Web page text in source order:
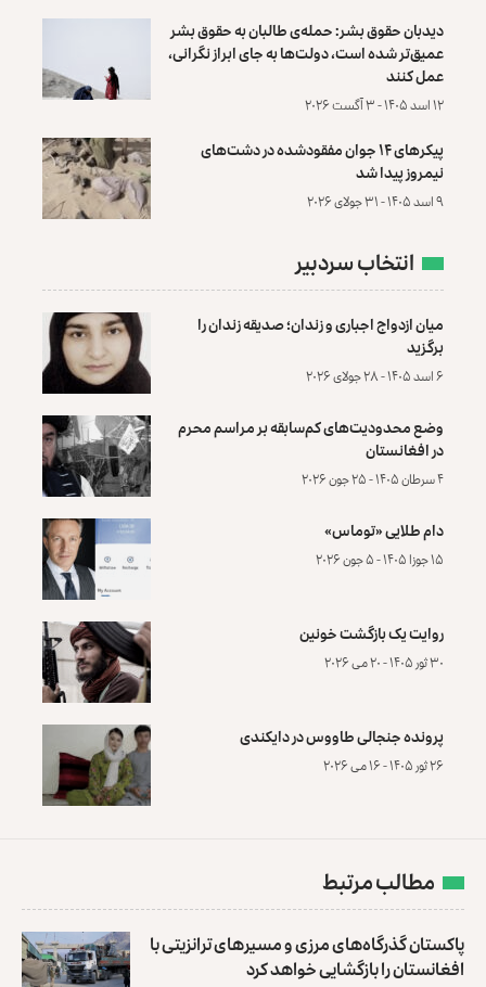
دیدبان حقوق بشر: حمله‌ی طالبان به حقوق بشر
عمیق‌تر شده است، دولت‌ها به جای ابراز نگرانی،
عمل کنند
۱۲ اسد ۱۴۰۵ - ۳ آگست ۲۰۲۶
پیکرهای ۱۴ جوان مفقودشده در دشت‌های
نیمروز پیدا شد
۹ اسد ۱۴۰۵ - ۳۱ جولای ۲۰۲۶
انتخاب سردبیر
میان ازدواج اجباری و زندان؛ صدیقه زندان را
برگزید
۶ اسد ۱۴۰۵ - ۲۸ جولای ۲۰۲۶
وضع محدودیت‌های کم‌سابقه بر مراسم محرم
در افغانستان
۴ سرطان ۱۴۰۵ - ۲۵ جون ۲۰۲۶
دام طلایی «توماس»
۱۵ جوزا ۱۴۰۵ - ۵ جون ۲۰۲۶
روایت یک بازگشت خونین
۳۰ ثور ۱۴۰۵ - ۲۰ می ۲۰۲۶
پرونده‌ جنجالی طاووس در دایکندی
۲۶ ثور ۱۴۰۵ - ۱۶ می ۲۰۲۶
مطالب مرتبط
پاکستان گذرگاه‌های مرزی و مسیرهای ترانزیتی با
افغانستان را بازگشایی خواهد کرد